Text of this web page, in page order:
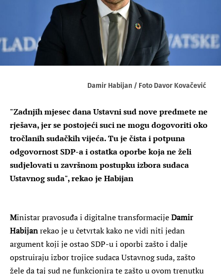
Damir Habijan / Foto Davor Kovačević
"Zadnjih mjesec dana Ustavni sud nove predmete ne
rješava, jer se postojeći suci ne mogu dogovoriti oko
tročlanih sudačkih vijeća. Tu je čista i potpuna
odgovornost SDP-a i ostatka oporbe koja ne želi
sudjelovati u završnom postupku izbora sudaca
Ustavnog suda", rekao je Habijan
Ministar pravosuđa i digitalne transformacijeDamir
Habijanrekao je u četvrtak kako ne vidi niti jedan
argument koji je ostao SDP-u i oporbi zašto i dalje
opstruiraju izbor trojice sudaca Ustavnog suda, zašto
žele da taj sud ne funkcionira te zašto u ovom trenutku